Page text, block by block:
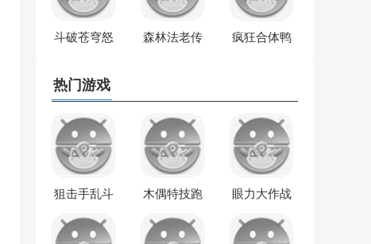
斗破苍穹怒
森林法老传
疯狂合体鸭
热门游戏
狙击手乱斗 木偶特技跑 眼力大作战